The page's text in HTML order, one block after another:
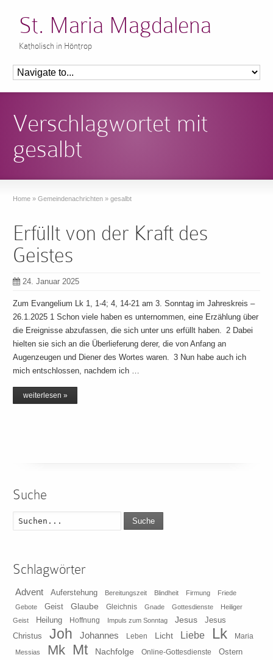
St. Maria Magdalena
Katholisch in Höntrop
Verschlagwortet mit
gesalbt
Home » Gemeindenachrichten » gesalbt
Erfüllt von der Kraft des
Geistes
24. Januar 2025
Zum Evangelium Lk 1, 1-4; 4, 14-21 am 3. Sonntag im Jahreskreis –
26.1.2025 1 Schon viele haben es unternommen, eine Erzählung über
die Ereignisse abzufassen, die sich unter uns erfüllt haben. 2 Dabei
hielten sie sich an die Überlieferung derer, die von Anfang an
Augenzeugen und Diener des Wortes waren. 3 Nun habe auch ich
mich entschlossen, nachdem ich …
weiterlesen »
Suche
Suche
Schlagwörter
Advent Auferstehung Bereitungszeit Blindheit Firmung
Friede
Gebote
Geist Glaube Gleichnis Gnade Gottesdienste
Heiliger
Geist
Heilung Hoffnung Impuls zum Sonntag Jesus
Jesus
Christus
Joh Johannes Leben Licht Liebe Lk Maria
Messias Mk Mt Nachfolge Online-Gottesdienste Ostern